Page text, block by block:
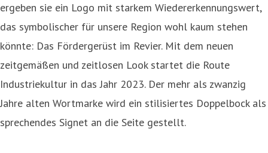
ergeben sie ein Logo mit starkem Wiedererkennungswert,
das symbolischer für unsere Region wohl kaum stehen
könnte: Das Fördergerüst im Revier. Mit dem neuen
zeitgemäßen und zeitlosen Look startet die Route
Industriekultur in das Jahr 2023. Der mehr als zwanzig
Jahre alten Wortmarke wird ein stilisiertes Doppelbock als
sprechendes Signet an die Seite gestellt.